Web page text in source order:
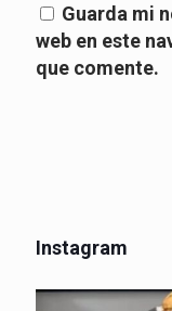
Guarda mi
web en este
que comente.
Instagram